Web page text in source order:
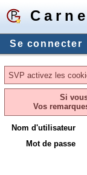
Se connecter
SVP activez les
Si
Vos
Nom d'utilisateur
Mot de passe